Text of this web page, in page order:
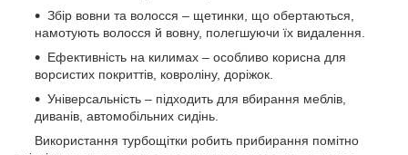
Збір вовни та волосся – щетинки, що обертаються,
намотують волосся й вовну, полегшуючи їх видалення.
Ефективність на килимах – особливо корисна для
ворсистих покриттів, ковроліну, доріжок.
Універсальність – підходить для вбирання меблів,
диванів, автомобільних сидінь.
Використання турбощітки робить прибирання помітно